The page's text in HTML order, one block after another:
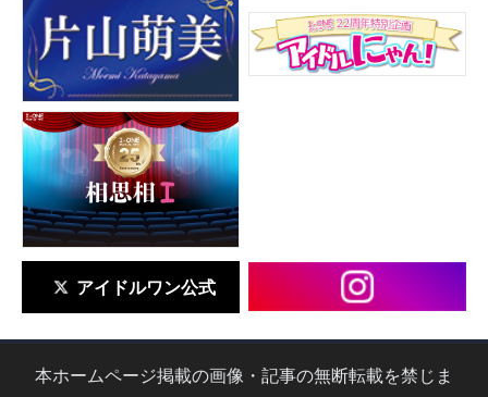
アイドルワン公式
本ホームページ掲載の画像・記事の無断転載を禁じま